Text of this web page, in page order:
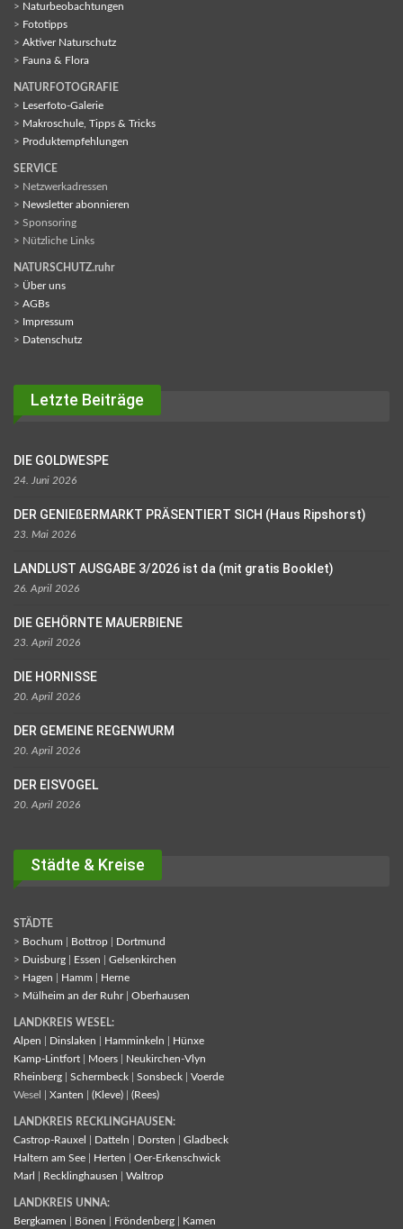
> Naturbeobachtungen
> Fototipps
> Aktiver Naturschutz
> Fauna & Flora
NATURFOTOGRAFIE
>
Leserfoto-Galerie
> Makroschule, Tipps & Tricks
> Produktempfehlungen
SERVICE
> Netzwerkadressen
> Newsletter abonnieren
> Sponsoring
> Nützliche Links
NATURSCHUTZ.ruhr
> Über uns
> AGBs
> Impressum
> Datenschutz
Letzte Beiträge
DIE GOLDWESPE
24. Juni 2026
DER GENIEßERMARKT PRÄSENTIERT SICH (Haus Ripshorst)
23. Mai 2026
LANDLUST AUSGABE 3/2026 ist da (mit gratis Booklet)
26. April 2026
DIE GEHÖRNTE MAUERBIENE
23. April 2026
DIE HORNISSE
20. April 2026
DER GEMEINE REGENWURM
20. April 2026
DER EISVOGEL
20. April 2026
Städte & Kreise
STÄDTE
> Bochum Bottrop
Dortmund
> Duisburg Essen
Gelsenkirchen
> Hagen Hamm
Herne
> Mülheim an der Ruhr| Oberhausen
LANDKREIS WESEL:
Alpen
Dinslaken Hamminkeln
Hünxe
Kamp-Lintfort
Moers
Neukirchen-Vlyn
Rheinberg
Schermbeck Sonsbeck
Voerde
Wesel | Xanten (Kleve) (Rees)
LANDKREIS RECKLINGHAUSEN:
Castrop-Rauxel
Datteln Dorsten
Gladbeck
Haltern am See
Herten
Oer-Erkenschwick
Marl
Recklinghausen Waltrop
LANDKREIS UNNA:
Bergkamen
Bönen Fröndenberg Kamen